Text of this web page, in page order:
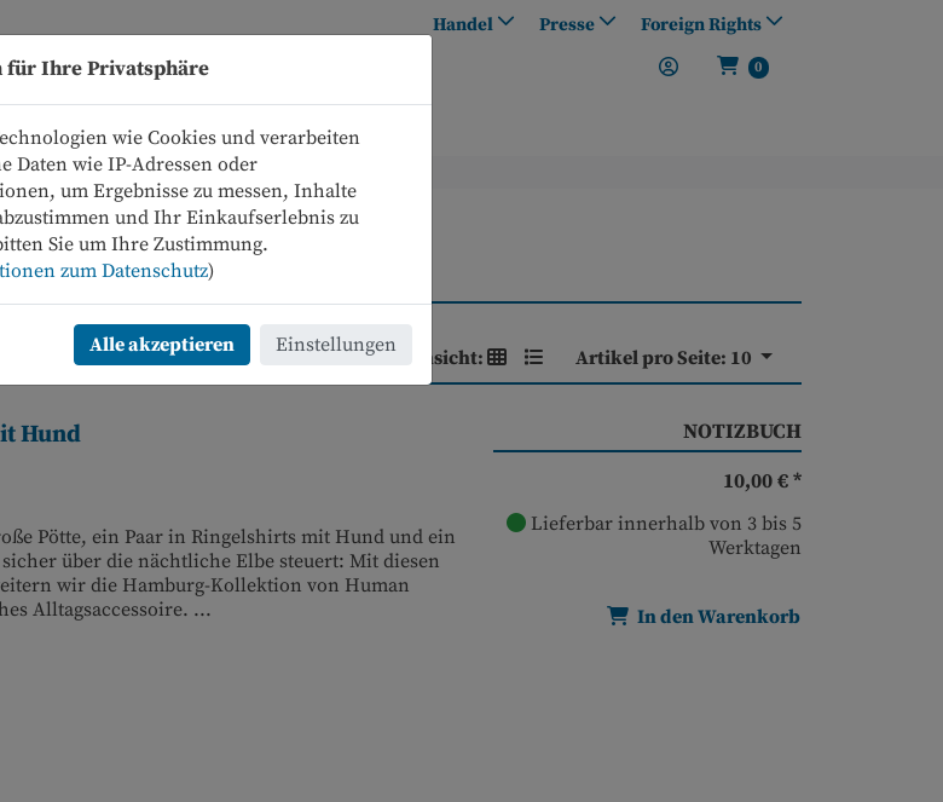
für Ihre Privatsphäre
wie Cookies und verarbeiten
Daten wie IP-Adressen oder
um Ergebnisse zu messen, Inhalte
und Ihr Einkaufserlebnis zu
Sie um Ihre Zustimmung.
zum Datenschutz)
Alle akzeptieren Einstellungen
Handel Presse Foreign Rights
0
Programm
Ansicht: Artikel pro Seite: 10
Hund
Pötte, ein Paar in Ringelshirts mit Hund und ein
über die nächtliche Elbe steuert: Mit diesen
wir die Hamburg-Kollektion von Human
Alltagsaccessoire. ...
NOTIZBUCH
10,00 € *
Lieferbar innerhalb von 3 bis 5
Werktagen
In den Warenkorb